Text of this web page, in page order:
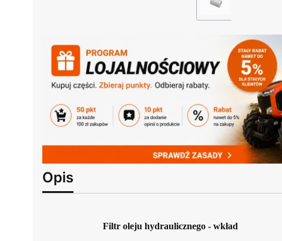
Opis
Filtr oleju hydraulicznego - wkład